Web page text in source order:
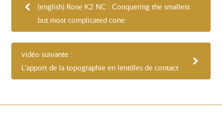
(english) Rose K2 NC : Conquering the smallest
but most complicated cone
vidéo suivante :
L'apport de la topographie en lentilles de contact